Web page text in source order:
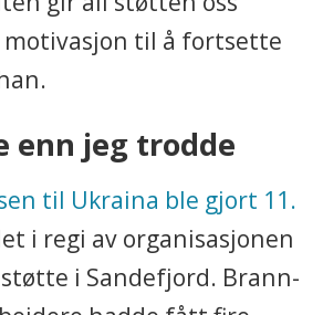
motivasjon til å fortsette
enn jeg trodde
til Ukraina ble gjort 11.
i regi av organisasjonen
i Sandefjord. Brann-